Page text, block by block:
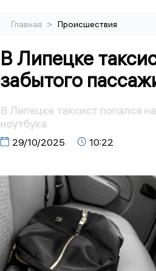
Главная > Происшествия
В Липецке
забытого
В Липецке таксист попался
ноутбука
29/10/2025 10:22